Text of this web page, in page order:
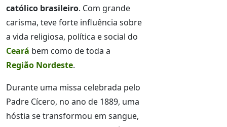
católico brasileiro. Com grande
carisma, teve forte influência sobre
a vida religiosa, política e social do
Ceará bem como de toda a
Região Nordeste.
Durante uma missa celebrada pelo
Padre Cícero, no ano de 1889, uma
hóstia se transformou em sangue,